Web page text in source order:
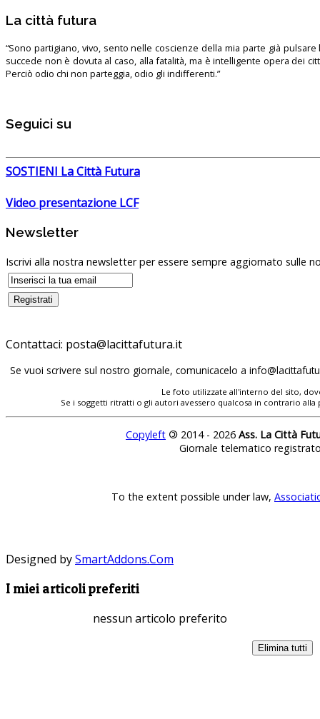
La città futura
“Sono partigiano, vivo, sento nelle coscienze della mia parte già pulsare
succede non è dovuta al caso, alla fatalità, ma è intelligente opera dei
Perciò odio chi non parteggia, odio gli indifferenti.”
Seguici su
SOSTIENI La Città Futura
Video presentazione LCF
Newsletter
Iscrivi alla nostra newsletter per essere sempre aggiornato sulle
Contattaci:
Se vuoi scrivere sul nostro giornale, comunicacelo a
Le foto utilizzate all'interno del sito,
Se i soggetti ritratti o gli autori avessero qualcosa in contrario
Copyleft © 2014 - 2026 Ass. La Città
Giornale telematico
To the extent possible under law,
Designed bySmartAddons.Com
I miei articoli preferiti
nessun articolo preferito